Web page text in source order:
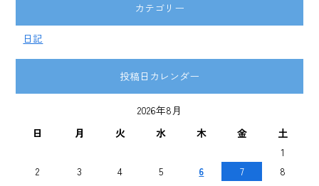
カテゴリー
日記
投稿日カレンダー
2026年8月
日
月 火 水 木 金
土
1
2
3 4 5 6 7
8